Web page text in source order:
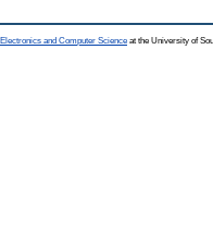
and Computer Science at the University of